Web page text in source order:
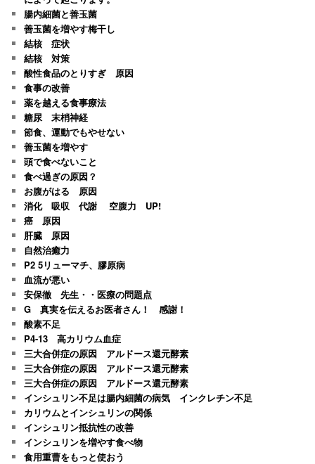
腸内細菌と善玉菌
善玉菌を増やす梅干し
結核 症状
結核 対策
酸性食品のとりすぎ 原因
食事の改善
薬を越える食事療法
糖尿 末梢神経
節食、運動でもやせない
善玉菌を増やす
頭で食べないこと
食べ過ぎの原因？
お腹がはる 原因
消化 吸収 代謝 空腹力 UP!
癌 原因
肝臓 原因
自然治癒力
P2 5リューマチ、膠原病
血流が悪い
安保徹 先生・・医療の問題点
G 真実を伝えるお医者さん！ 感謝！
酸素不足
P4-13 高カリウム血症
三大合併症の原因 アルドース還元酵素
三大合併症の原因 アルドース還元酵素
三大合併症の原因 アルドース還元酵素
インシュリン不足は腸内細菌の病気 インクレチン不足
カリウムとインシュリンの関係
インシュリン抵抗性の改善
インシュリンを増やす食べ物
食用重曹をもっと使おう